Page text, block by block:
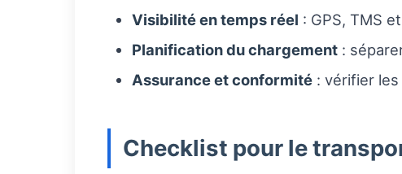
Visibilité en temps réel : GPS, TMS
Planification du chargement :
Assurance et conformité : vérifier
Checklist pour le